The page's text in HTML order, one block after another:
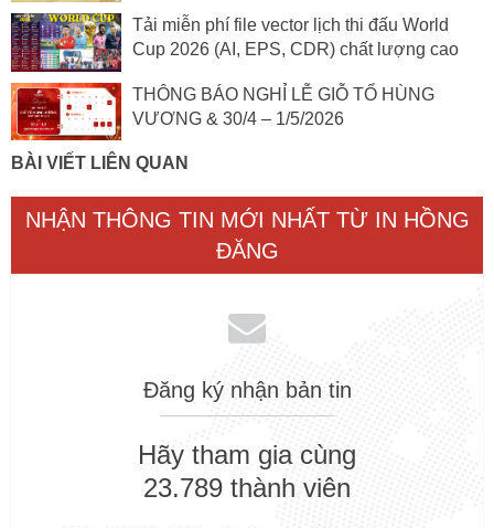
Tải miễn phí file vector lịch thi đấu World
Cup 2026 (AI, EPS, CDR) chất lượng cao
THÔNG BÁO NGHỈ LỄ GIỖ TỔ HÙNG
VƯƠNG & 30/4 – 1/5/2026
BÀI VIẾT LIÊN QUAN
NHẬN THÔNG TIN MỚI NHẤT TỪ IN HỒNG
ĐĂNG
Đăng ký nhận bản tin
Hãy tham gia cùng
23.789 thành viên